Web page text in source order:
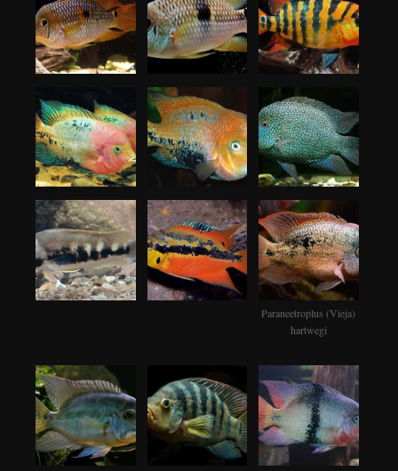
Paraneetroplus (Vieja)
hartwegi